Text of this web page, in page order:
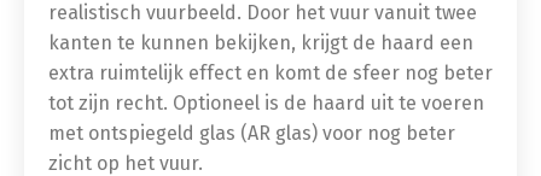
realistisch vuurbeeld. Door het vuur vanuit twee
kanten te kunnen bekijken, krijgt de haard een
extra ruimtelijk effect en komt de sfeer nog beter
tot zijn recht. Optioneel is de haard uit te voeren
met ontspiegeld glas (AR glas) voor nog beter
zicht op het vuur.